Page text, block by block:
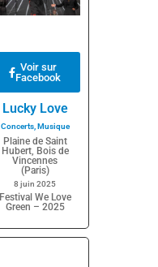
Voir sur
Facebook
Lucky Love
Concerts,Musique
Plaine de Saint
Hubert, Bois de
Vincennes
(Paris)
8 juin 2025
Festival We Love
Green – 2025